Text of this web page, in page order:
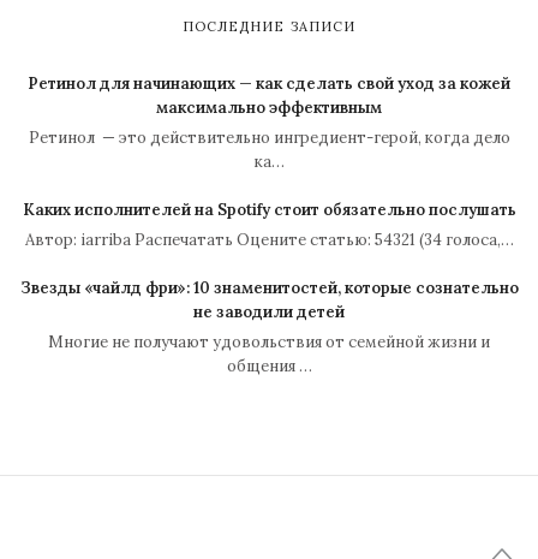
ПОСЛЕДНИЕ ЗАПИСИ
Ретинол для начинающих — как сделать свой уход за кожей
максимально эффективным
Ретинол — это действительно ингредиент-герой, когда дело
ка…
Каких исполнителей на Spotify стоит обязательно послушать
Автор: iarriba Распечатать Оцените статью: 54321 (34 голоса,…
Звезды «чайлд фри»: 10 знаменитостей, которые сознательно
не заводили детей
Многие не получают удовольствия от семейной жизни и
общения …